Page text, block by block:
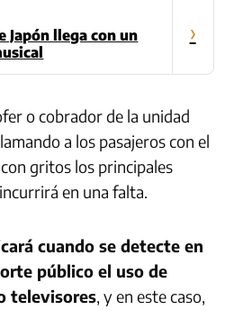
Japón llega con un
›
o cobrador de la unidad
a los pasajeros con el
gritos los principales
en una falta.
cuando se detecte en
público el uso de
televisores, y en este caso,